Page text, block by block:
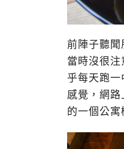
前陣子聽聞
當時沒很
乎每天跑一
感覺，網
的一個公寓